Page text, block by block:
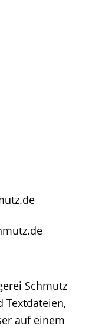
Schmutz
Textdateien,
auf einem